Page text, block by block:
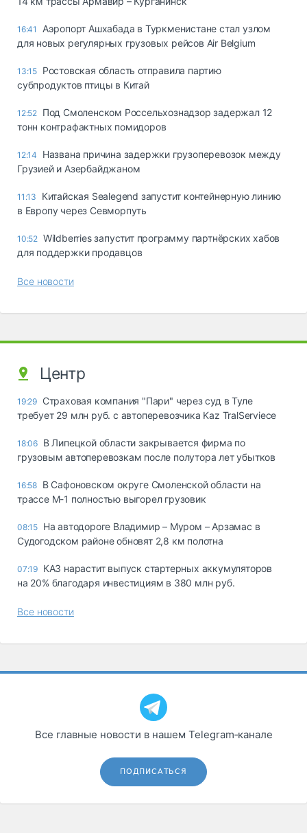
16:41
Аэропорт Ашхабада в Туркменистане стал узлом
для новых регулярных грузовых рейсов Air Belgium
13:15 Ростовская область отправила партию
субпродуктов птицы в Китай
12:52 Под Смоленском Россельхознадзор задержал 12
тонн контрафактных помидоров
12:14
Названа причина задержки грузоперевозок между
Грузией и Азербайджаном
11:13
Китайская Sealegend запустит контейнерную линию
в Европу через Севморпуть
10:52 Wildberries запустит программу партнёрских хабов
для поддержки продавцов
Все новости
Центр
19:29 Страховая компания "Пари" через суд в Туле
требует 29 млн руб. с автоперевозчика Kaz TralServiece
18:06 В Липецкой области закрывается фирма по
грузовым автоперевозкам после полутора лет убытков
16:58 В Сафоновском округе Смоленской области на
трассе М-1 полностью выгорел грузовик
08:15 На автодороге Владимир – Муром – Арзамас в
Судогодском районе обновят 2,8 км полотна
07:19 КАЗ нарастит выпуск стартерных аккумуляторов
на 20% благодаря инвестициям в 380 млн руб.
Все новости
Все главные новости в нашем Telegram‑канале
ПОДПИСАТЬСЯ